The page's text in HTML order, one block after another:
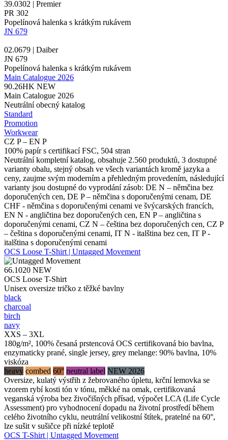
39.0302 | Premier
PR 302
Popelínová halenka s krátkým rukávem
JN 679
02.0679 | Daiber
JN 679
Popelínová halenka s krátkým rukávem
Main Catalogue 2026
90.26HK NEW
Main Catalogue 2026
Neutrální obecný katalog
Standard
Promotion
Workwear
CZ P – EN P
100% papír s certifikací FSC, 504 stran
Neutrální kompletní katalog, obsahuje 2.560 produktů, 3 dostupné
varianty obalu, stejný obsah ve všech variantách kromě jazyka a
ceny, zaujme svým moderním a přehledným provedením, následující
varianty jsou dostupné do vyprodání zásob: DE N – němčina bez
doporučených cen, DE P – němčina s doporučenými cenam, DE
CHF - němčina s doporučenými cenami ve švýcarských francích,
EN N - angličtina bez doporučených cen, EN P – angličtina s
doporučenými cenami, CZ N – čeština bez doporučených cen, CZ P
– čeština s doporučenými cenami, IT N - italština bez cen, IT P -
italština s doporučenými cenami
OCS Loose T-Shirt | Untagged Movement
66.1020 NEW
OCS Loose T-Shirt
Unisex oversize tričko z těžké bavlny
black
charcoal
birch
navy
XXS – 3XL
180g/m², 100% česaná prstencová OCS certifikovaná bio bavlna,
enzymaticky prané, single jersey, grey melange: 90% bavlna, 10%
viskóza
heavy combed 60° neutral label NEW 2026
Oversize, kulatý výstřih z žebrovaného úpletu, krční lemovka se
vzorem rybí kosti tón v tónu, měkké na omak, certifikovaná
veganská výroba bez živočišných přísad, výpočet LCA (Life Cycle
Assessment) pro vyhodnocení dopadu na životní prostředí během
celého životního cyklu, neutrální velikostní štítek, pratelné na 60°,
lze sušit v sušičce při nízké teplotě
OCS T-Shirt | Untagged Movement